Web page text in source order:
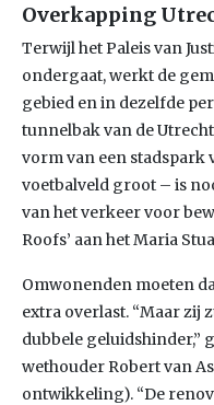
Overkapping
Terwijl het Paleis van
ondergaat, werkt de
gebied en in dezelfde
tunnelbak van de
vorm van een stadspark
voetbalveld groot – is
van het verkeer voor
Roofs’ aan het Maria
Omwonenden moeten
extra overlast. “Maar zij
dubbele geluidshinder,”
wethouder Robert van
ontwikkeling). “De